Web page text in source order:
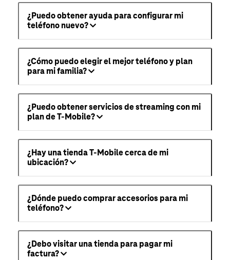
¿Puedo obtener ayuda para configurar mi
teléfono nuevo?
¿Cómo puedo elegir el mejor teléfono y plan
para mi familia?
¿Puedo obtener servicios de streaming con mi
plan de T-Mobile?
¿Hay una tienda T-Mobile cerca de mi
ubicación?
¿Dónde puedo comprar accesorios para mi
teléfono?
¿Debo visitar una tienda para pagar mi
factura?